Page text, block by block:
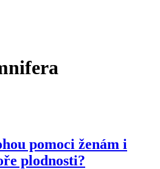
pomoci ženám i
plodnosti?